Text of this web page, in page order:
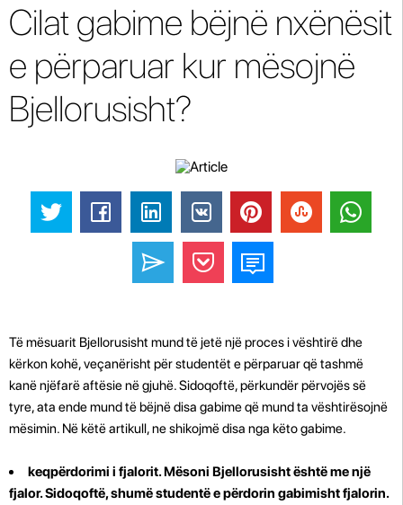
Cilat gabime bëjnë nxënësit
e përparuar kur mësojnë
Bjellorusisht?
Të mësuarit Bjellorusisht mund të jetë një proces i vështirë dhe
kërkon kohë, veçanërisht për studentët e përparuar që tashmë
kanë njëfarë aftësie në gjuhë. Sidoqoftë, përkundër përvojës së
tyre, ata ende mund të bëjnë disa gabime që mund ta vështirësojnë
mësimin. Në këtë artikull, ne shikojmë disa nga këto gabime.
keqpërdorimi i fjalorit. Mësoni Bjellorusisht është me një
fjalor. Sidoqoftë, shumë studentë e përdorin gabimisht fjalorin.